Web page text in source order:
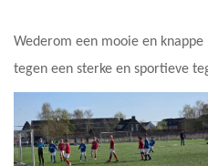
Wederom een mooie en
tegen een sterke en sportieve